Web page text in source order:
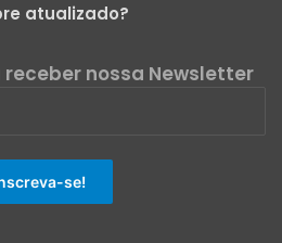
atualizado?
nossa Newsletter